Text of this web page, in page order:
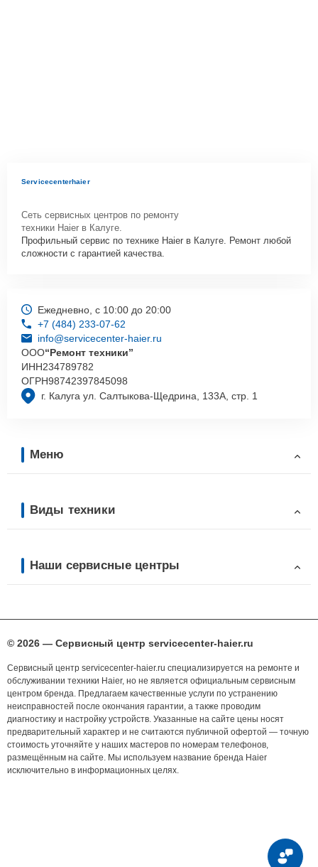
Servicecenterhaier
Сеть сервисных центров по ремонту
техники Haier в Калуге.
Профильный сервис по технике Haier в Калуге. Ремонт любой
сложности с гарантией качества.
г. Калуга ул. Салтыкова-Щедрина, 133А, стр. 1
Ежедневно, с 10:00 до 20:00
+7 (484) 233-07-62
info@servicecenter-haier.ru
ООО“Ремонт техники”
ИНН234789782
ОГРН98742397845098
Меню
Виды техники
Наши сервисные центры
© 2026 — Сервисный центр servicecenter-haier.ru
Сервисный центр servicecenter-haier.ru специализируется на ремонте и
обслуживании техники Haier, но не является официальным сервисным
центром бренда. Предлагаем качественные услуги по устранению
неисправностей после окончания гарантии, а также проводим
диагностику и настройку устройств. Указанные на сайте цены носят
предварительный характер и не считаются публичной офертой — точную
стоимость уточняйте у наших мастеров по номерам телефонов,
размещённым на сайте. Мы используем название бренда Haier
исключительно в информационных целях.